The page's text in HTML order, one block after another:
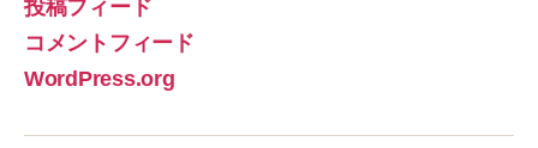
投稿フィード
コメントフィード
WordPress.org